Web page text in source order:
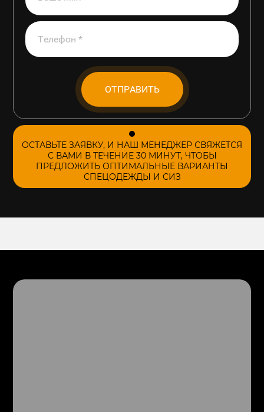
ОТПРАВИТЬ
ОСТАВЬТЕ ЗАЯВКУ, И НАШ МЕНЕДЖЕР СВЯЖЕТСЯ
С ВАМИ В ТЕЧЕНИЕ 30 МИНУТ, ЧТОБЫ
ПРЕДЛОЖИТЬ ОПТИМАЛЬНЫЕ ВАРИАНТЫ
СПЕЦОДЕЖДЫ И СИЗ